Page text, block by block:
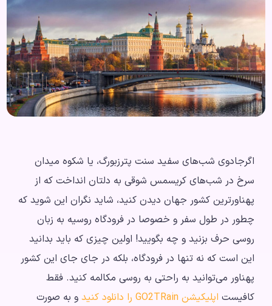
اگرجادوی شب‌های سفید سنت پترزبورگ، یا شکوه میدان
سرخ در شب‌های کریسمس شوقی به دلتان انداخت که از
پهناورترین کشور جهان دیدن کنید، شاید نگران این شوید که
چطور در طول سفر و خصوصا در فرودگاه روسیه به زبان
روسی حرف بزنید و چه بگویید! اولین چیزی که باید بدانید
این است که نه تنها در فرودگاه، بلکه در جای جای این کشور
پهناور می‌توانید به راحتی به روسی مکالمه کنید. فقط
کافیست اپلیکیشن GO2TRain را دانلود کنید
و به صورت